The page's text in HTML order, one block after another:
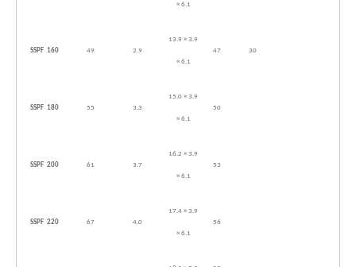
30
× 6.1
SSPF 160 49 2.9
13.9 × 3.9
× 6.1
47
SSPF 180 55 3.3
15.0 × 3.9
× 6.1
50
SSPF 200 61 3.7
16.2 × 3.9
× 6.1
53
SSPF 220 67 4.0
17.4 × 3.9
× 6.1
56